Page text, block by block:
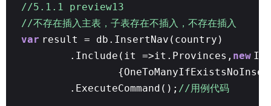
//5.1.1 preview13
//不存在插入主表，子表存在不插入，不存在插入
var result = db.InsertNav(country)
.Include(it =>it.Provinces, new
.ExecuteCommand(); //用例代码